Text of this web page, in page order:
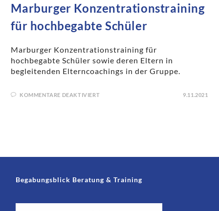
Marburger Konzentrationstraining
für hochbegabte Schüler
Marburger Konzentrationstraining für
hochbegabte Schüler sowie deren Eltern in
begleitenden Elterncoachings in der Gruppe.
KOMMENTARE DEAKTIVIERT 9.11.2021
Begabungsblick Beratung & Training